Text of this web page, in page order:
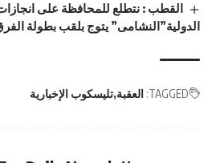
القطب : نتطلع للمحافظة على انجازات
الدولية”النشامى” يتوج بلقب بطولة الفرق
TAGGED: العقبة تليسكوب الإخبارية